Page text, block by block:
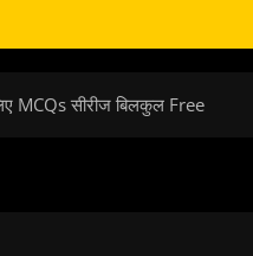
MCQs सीरीज बिलकुल Free